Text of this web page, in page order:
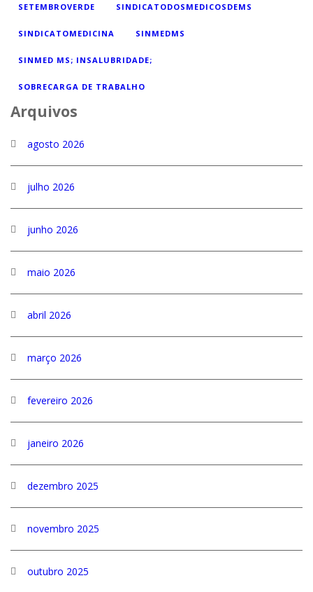
SETEMBROVERDE SINDICATODOSMEDICOSDEMS
SINDICATOMEDICINA SINMEDMS
SINMED MS; INSALUBRIDADE;
SOBRECARGA DE TRABALHO
Arquivos
agosto 2026
julho 2026
junho 2026
maio 2026
abril 2026
março 2026
fevereiro 2026
janeiro 2026
dezembro 2025
novembro 2025
outubro 2025